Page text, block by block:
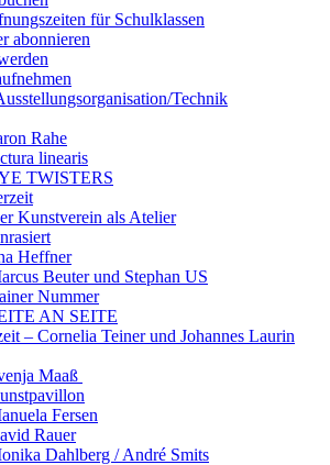
für Schulklassen
abonnieren
Technik
Rahe
linearis
TWISTERS
Kunstverein als Atelier
Heffner
Beuter und Stephan US
Nummer
AN SEITE
– Cornelia Teiner und Johannes Laurin
Maaß
Fersen
Rauer
Dahlberg / André Smits